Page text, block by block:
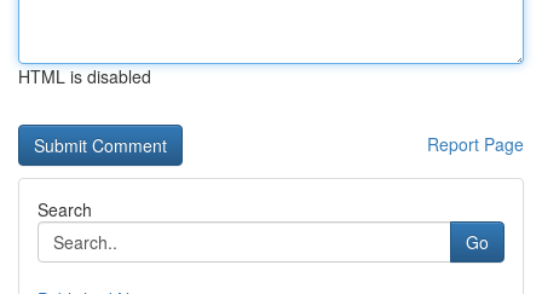
HTML is disabled
Report Page
Search
Go